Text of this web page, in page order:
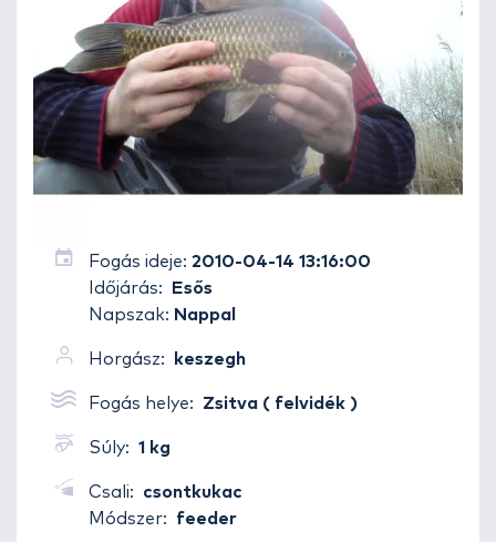
Fogás ideje: 2010-04-14 13:16:00
Időjárás:
Esős
Napszak: Nappal
Horgász: keszegh
Fogás helye: Zsitva ( felvidék )
Súly: 1 kg
Csali:
csontkukac
Módszer:
feeder